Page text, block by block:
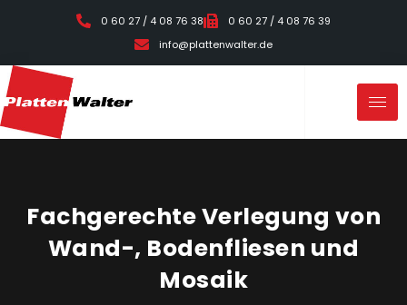
0 60 27 / 4 08 76 38
0 60 27 / 4 08 76 39
info@plattenwalter.de
Fachgerechte Verlegung von
Wand-, Bodenfliesen und
Mosaik